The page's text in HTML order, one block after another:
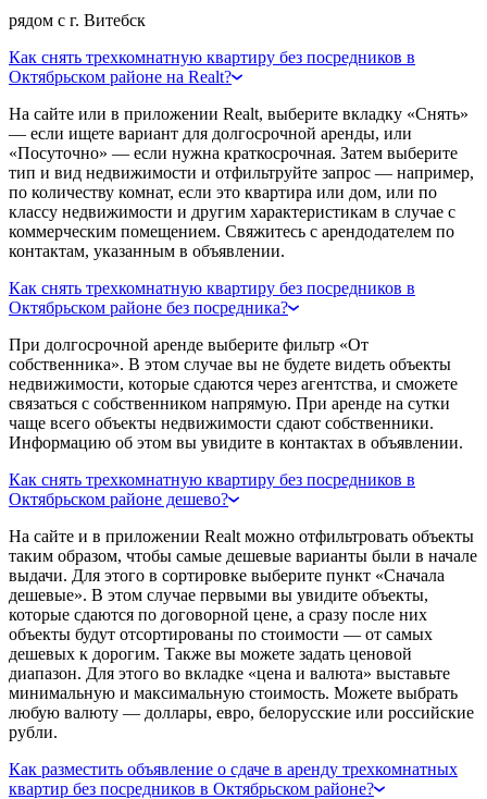
рядом с г. Витебск
Как снять трехкомнатную квартиру без посредников в
Октябрьском районе на Realt?
На сайте или в приложении Realt, выберите вкладку «Снять»
— если ищете вариант для долгосрочной аренды, или
«Посуточно» — если нужна краткосрочная. Затем выберите
тип и вид недвижимости и отфильтруйте запрос — например,
по количеству комнат, если это квартира или дом, или по
классу недвижимости и другим характеристикам в случае с
коммерческим помещением. Свяжитесь с арендодателем по
контактам, указанным в объявлении.
Как снять трехкомнатную квартиру без посредников в
Октябрьском районе без посредника?
При долгосрочной аренде выберите фильтр «От
собственника». В этом случае вы не будете видеть объекты
недвижимости, которые сдаются через агентства, и сможете
связаться с собственником напрямую. При аренде на сутки
чаще всего объекты недвижимости сдают собственники.
Информацию об этом вы увидите в контактах в объявлении.
Как снять трехкомнатную квартиру без посредников в
Октябрьском районе дешево?
На сайте и в приложении Realt можно отфильтровать объекты
таким образом, чтобы самые дешевые варианты были в начале
выдачи. Для этого в сортировке выберите пункт «Сначала
дешевые». В этом случае первыми вы увидите объекты,
которые сдаются по договорной цене, а сразу после них
объекты будут отсортированы по стоимости — от самых
дешевых к дорогим. Также вы можете задать ценовой
диапазон. Для этого во вкладке «цена и валюта» выставьте
минимальную и максимальную стоимость. Можете выбрать
любую валюту — доллары, евро, белорусские или российские
рубли.
Как разместить объявление о сдаче в аренду трехкомнатных
квартир без посредников в Октябрьском районе?